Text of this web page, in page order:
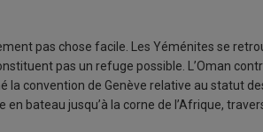
pas chose facile. Les Yéménites se
pas un refuge possible. L’Oman
la convention de Genève relative au statut
bateau jusqu’à la corne de l’Afrique,